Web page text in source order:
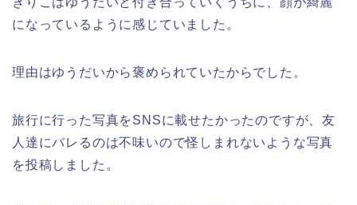
になっているように感じていました。
理由はゆうだいから褒められていたからでした。
旅行に行った写真をSNSに載せたかったのですが、友
人達にバレるのは不味いので怪しまれないような写真
を投稿しました。